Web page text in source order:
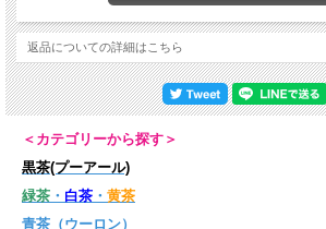
返品についての詳細はこちら
＜カテゴリーから探す＞
黒茶(プーアール)
緑茶 ・ 白茶 ・ 黄茶
青茶（ウーロン）